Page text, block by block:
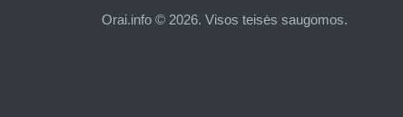
Orai.info © 2026. Visos teisės saugomos.